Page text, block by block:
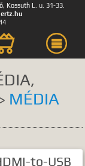
Kossuth L. u. 31-33.
> MÉDIA
to-USB